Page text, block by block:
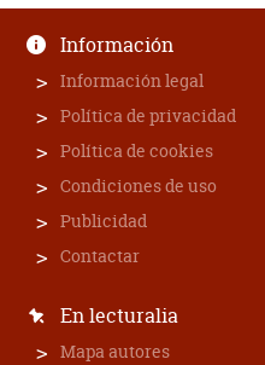
Información
Información legal
Política de privacidad
Política de cookies
Condiciones de uso
Publicidad
Contactar
En lecturalia
Mapa autores